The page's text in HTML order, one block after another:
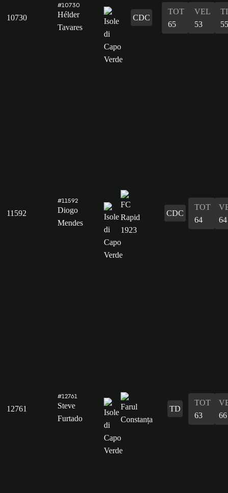
10730
#10730
Hélder
Tavares
CDC
TOT
65
VEL
53
55
11592
#11592
Diogo
Mendes
CDC
TOT
64
64
12761
#12761
Steve
Furtado
TD
TOT
63
66